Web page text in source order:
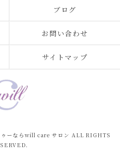
ブログ
お問い合わせ
サイトマップ
ゥーならwill care サロン ALL RIGHTS